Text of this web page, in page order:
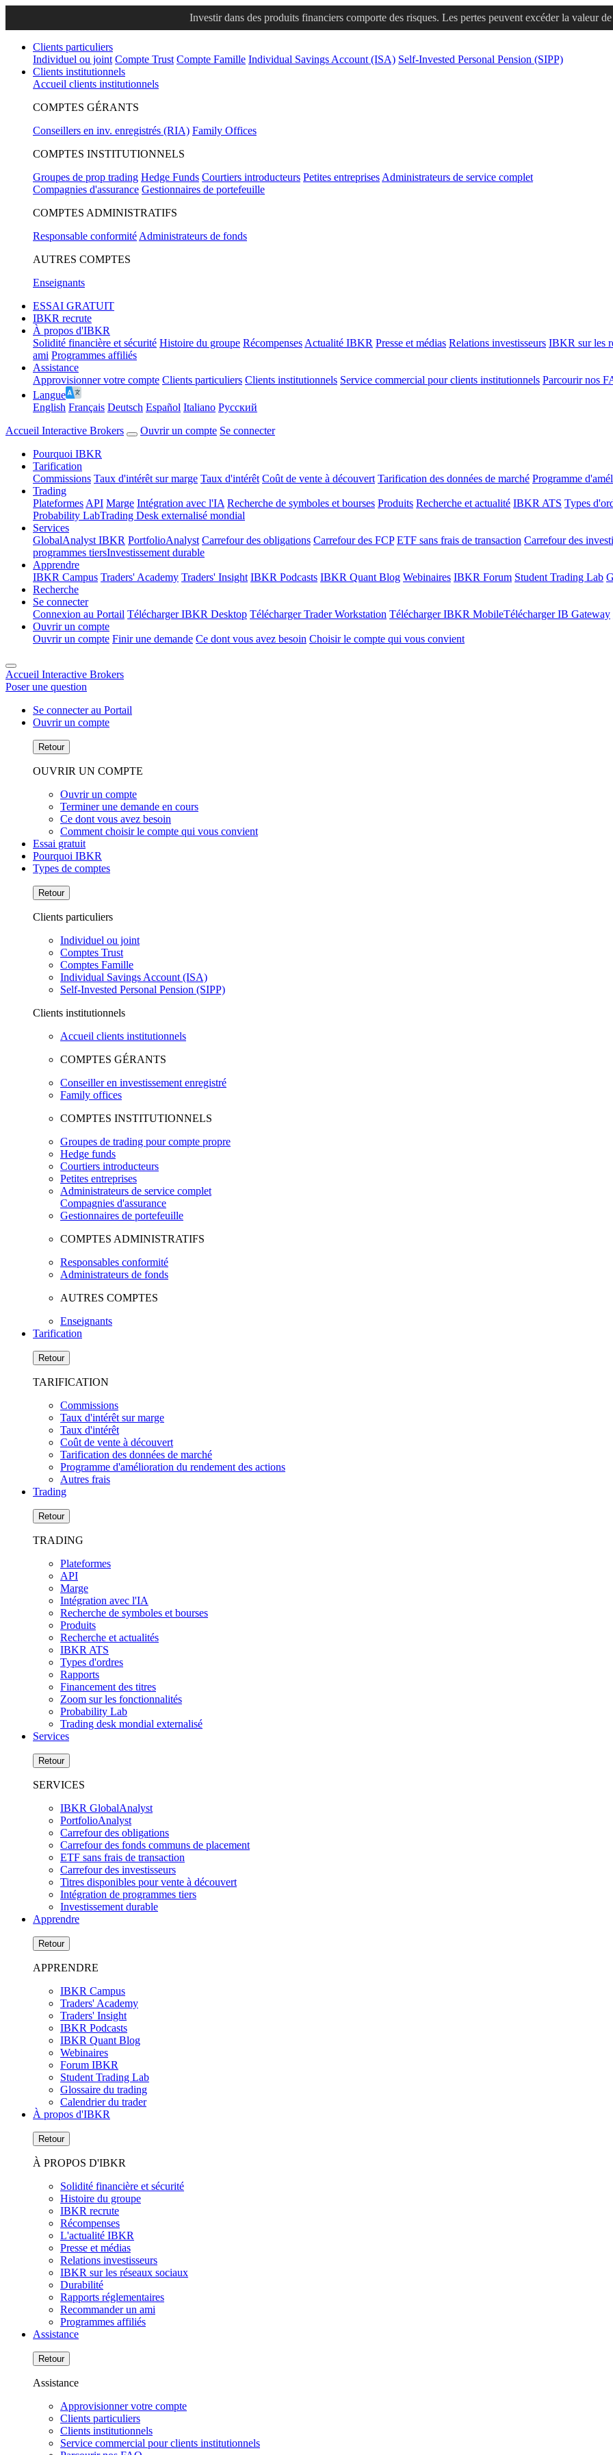
Investir dans des produits financiers comporte des risques. Les pertes peuvent excéder la valeur
Clients particuliers
Individuel ou joint Compte Trust Compte Famille Individual Savings Account (ISA) Self-Invested Personal Pension (SIPP)
Clients institutionnels
Accueil clients institutionnels
COMPTES GÉRANTS
Conseillers en inv. enregistrés (RIA) Family Offices
COMPTES INSTITUTIONNELS
Groupes de prop trading Hedge Funds Courtiers introducteurs Petites entreprises Administrateurs de service complet
Compagnies d'assurance Gestionnaires de portefeuille
COMPTES ADMINISTRATIFS
Responsable conformité Administrateurs de fonds
AUTRES COMPTES
Enseignants
ESSAI GRATUIT
IBKR recrute
À propos d'IBKR
Solidité financière et sécurité Histoire du groupe Récompenses Actualité IBKR Presse et médias Relations investisseurs IBKR sur les
ami Programmes affiliés
Assistance
Approvisionner votre compte Clients particuliers Clients institutionnels Service commercial pour clients institutionnels Parcourir nos
Langue
English Français Deutsch Español Italiano Pусский
Accueil Interactive Brokers
Ouvrir un compte Se connecter
Pourquoi IBKR
Tarification
Commissions Taux d'intérêt sur marge Taux d'intérêt Coût de vente à découvert Tarification des données de marché Programme
Trading
Plateformes API Marge Intégration avec l'IA Recherche de symboles et bourses Produits Recherche et actualité IBKR ATS Types
Probability LabTrading Desk externalisé mondial
Services
GlobalAnalyst IBKR PortfolioAnalyst Carrefour des obligations Carrefour des FCP ETF sans frais de transaction Carrefour des
programmes tiersInvestissement durable
Apprendre
IBKR Campus Traders' Academy Traders' Insight IBKR Podcasts IBKR Quant Blog Webinaires IBKR Forum Student Trading Lab
Recherche
Se connecter
Connexion au Portail Télécharger IBKR Desktop Télécharger Trader Workstation Télécharger IBKR MobileTélécharger IB Gateway
Ouvrir un compte
Ouvrir un compte Finir une demande Ce dont vous avez besoin Choisir le compte qui vous convient
Accueil Interactive Brokers
Poser une question
Se connecter au Portail
Ouvrir un compte
Retour
OUVRIR UN COMPTE
Ouvrir un compte
Terminer une demande en cours
Ce dont vous avez besoin
Comment choisir le compte qui vous convient
Essai gratuit
Pourquoi IBKR
Types de comptes
Retour
Clients particuliers
Individuel ou joint
Comptes Trust
Comptes Famille
Individual Savings Account (ISA)
Self-Invested Personal Pension (SIPP)
Clients institutionnels
Accueil clients institutionnels
COMPTES GÉRANTS
Conseiller en investissement enregistré
Family offices
COMPTES INSTITUTIONNELS
Groupes de trading pour compte propre
Hedge funds
Courtiers introducteurs
Petites entreprises
Administrateurs de service complet
Compagnies d'assurance
Gestionnaires de portefeuille
COMPTES ADMINISTRATIFS
Responsables conformité
Administrateurs de fonds
AUTRES COMPTES
Enseignants
Tarification
Retour
TARIFICATION
Commissions
Taux d'intérêt sur marge
Taux d'intérêt
Coût de vente à découvert
Tarification des données de marché
Programme d'amélioration du rendement des actions
Autres frais
Trading
Retour
TRADING
Plateformes
API
Marge
Intégration avec l'IA
Recherche de symboles et bourses
Produits
Recherche et actualités
IBKR ATS
Types d'ordres
Rapports
Financement des titres
Zoom sur les fonctionnalités
Probability Lab
Trading desk mondial externalisé
Services
Retour
SERVICES
IBKR GlobalAnalyst
PortfolioAnalyst
Carrefour des obligations
Carrefour des fonds communs de placement
ETF sans frais de transaction
Carrefour des investisseurs
Titres disponibles pour vente à découvert
Intégration de programmes tiers
Investissement durable
Apprendre
Retour
APPRENDRE
IBKR Campus
Traders' Academy
Traders' Insight
IBKR Podcasts
IBKR Quant Blog
Webinaires
Forum IBKR
Student Trading Lab
Glossaire du trading
Calendrier du trader
À propos d'IBKR
Retour
À PROPOS D'IBKR
Solidité financière et sécurité
Histoire du groupe
IBKR recrute
Récompenses
L'actualité IBKR
Presse et médias
Relations investisseurs
IBKR sur les réseaux sociaux
Durabilité
Rapports réglementaires
Recommander un ami
Programmes affiliés
Assistance
Retour
Assistance
Approvisionner votre compte
Clients particuliers
Clients institutionnels
Service commercial pour clients institutionnels